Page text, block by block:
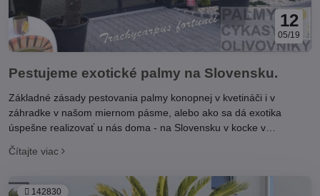
12
05/19
Pestujeme exotické palmy na Slovensku.
Základné zásady pestovania palmy konopnej v kvetináči i v
záhradke v našom miernom pásme, alebo ako sa dá exotika
úspešne realizovať u nás doma - na Slovensku v kocke v
Čítajte viac
142830